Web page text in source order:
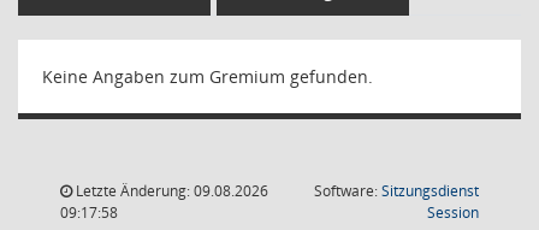
Keine Angaben zum Gremium gefunden.
Letzte Änderung: 09.08.2026
09:17:58
Software:Sitzungsdienst
Session(Wird in